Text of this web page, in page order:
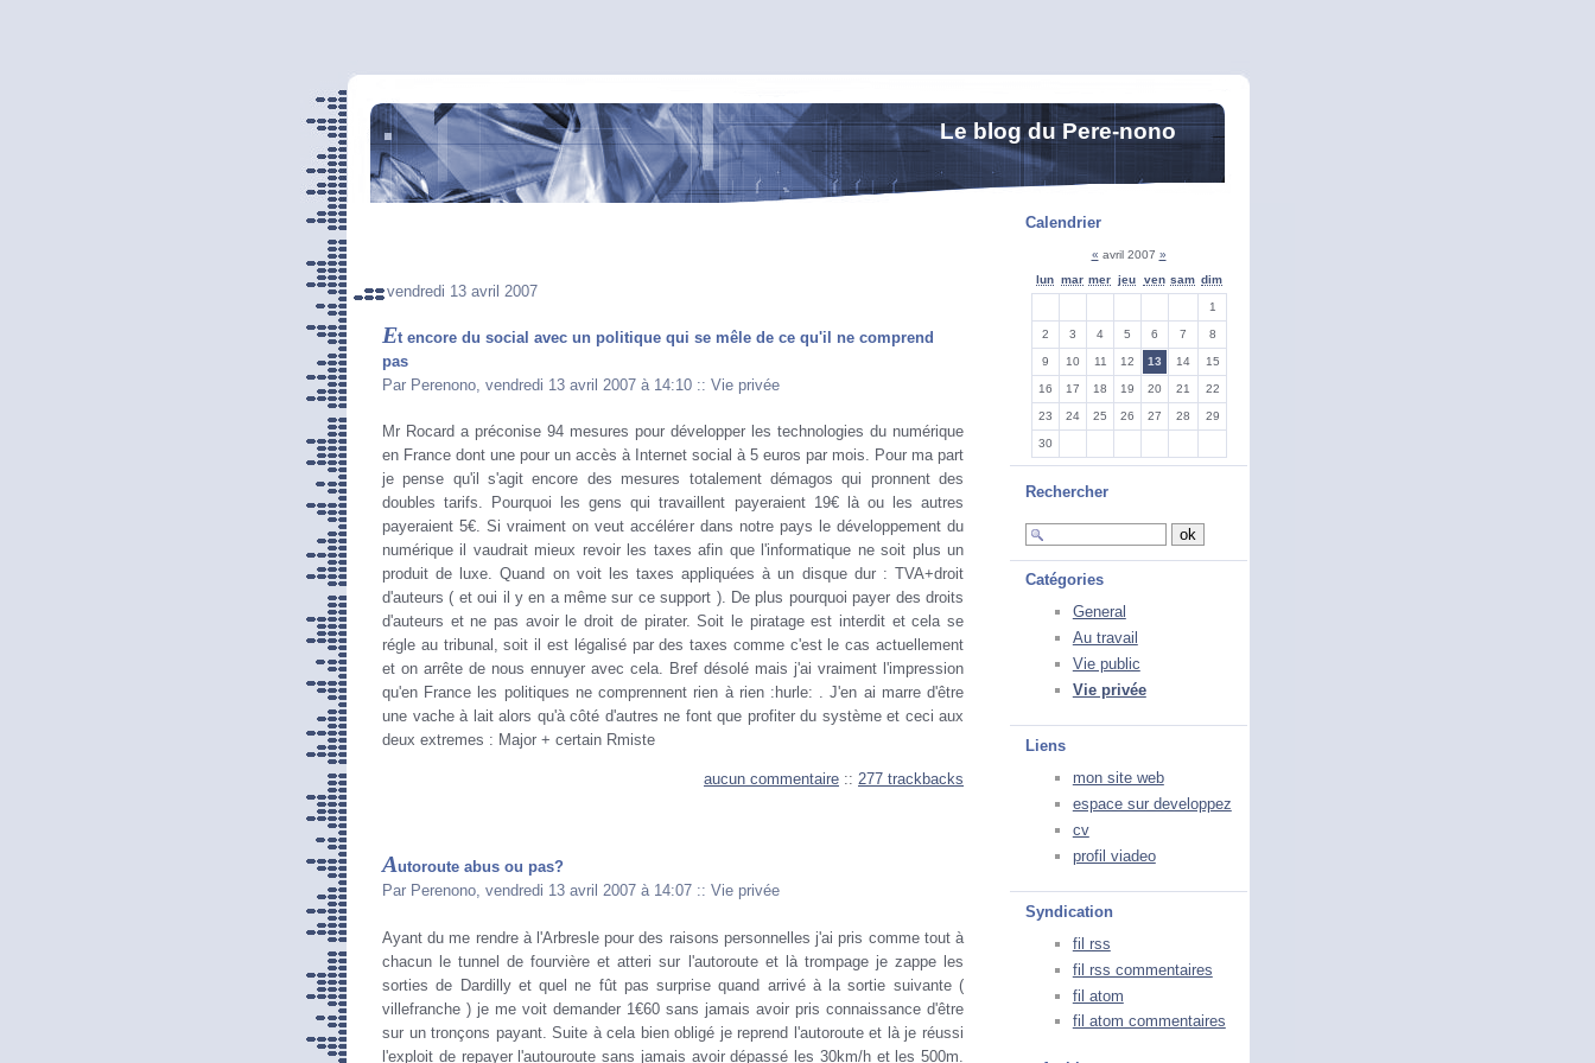
Le blog du Pere-nono
Calendrier
« avril 2007 »
lun mar mer jeu ven sam dim
1
2 3 4 5 6 7 8
9 10 11 12 13 14 15
16 17 18 19 20 21 22
23 24 25 26 27 28 29
30
Rechercher
Catégories
General
Au travail
Vie public
Vie privée
Liens
mon site web
espace sur developpez
cv
profil viadeo
Syndication
fil rss
fil rss commentaires
fil atom
fil atom commentaires
vendredi 13 avril 2007
Et encore du social avec un politique qui se mêle de ce qu'il ne comprend
pas
Par Perenono, vendredi 13 avril 2007 à 14:10 :: Vie privée
Mr Rocard a préconise 94 mesures pour développer les technologies du numérique
en France dont une pour un accès à Internet social à 5 euros par mois. Pour ma part
je pense qu'il s'agit encore des mesures totalement démagos qui pronnent des
doubles tarifs. Pourquoi les gens qui travaillent payeraient 19€ là ou les autres
payeraient 5€. Si vraiment on veut accélérer dans notre pays le développement du
numérique il vaudrait mieux revoir les taxes afin que l'informatique ne soit plus un
produit de luxe. Quand on voit les taxes appliquées à un disque dur : TVA+droit
d'auteurs ( et oui il y en a même sur ce support ). De plus pourquoi payer des droits
d'auteurs et ne pas avoir le droit de pirater. Soit le piratage est interdit et cela se
régle au tribunal, soit il est légalisé par des taxes comme c'est le cas actuellement
et on arrête de nous ennuyer avec cela. Bref désolé mais j'ai vraiment l'impression
qu'en France les politiques ne comprennent rien à rien :hurle: . J'en ai marre d'être
une vache à lait alors qu'à côté d'autres ne font que profiter du système et ceci aux
deux extremes : Major + certain Rmiste
aucun commentaire :: 277 trackbacks
Autoroute abus ou pas?
Par Perenono, vendredi 13 avril 2007 à 14:07 :: Vie privée
Ayant du me rendre à l'Arbresle pour des raisons personnelles j'ai pris comme tout à
chacun le tunnel de fourvière et atteri sur l'autoroute et là trompage je zappe les
sorties de Dardilly et quel ne fût pas surprise quand arrivé à la sortie suivante (
villefranche ) je me voit demander 1€60 sans jamais avoir pris connaissance d'être
sur un tronçons payant. Suite à cela bien obligé je reprend l'autoroute et là je réussi
l'exploit de repayer l'autouroute sans jamais avoir dépassé les 30km/h et les 500m.